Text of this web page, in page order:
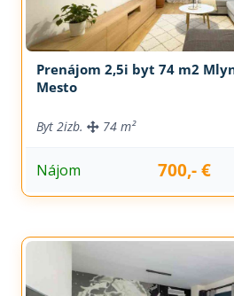
Prenájom 2,5i byt 74 m2
Mesto
Byt 2izb. 74 m²
Nájom 700,- €